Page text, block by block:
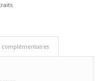
complémentaires